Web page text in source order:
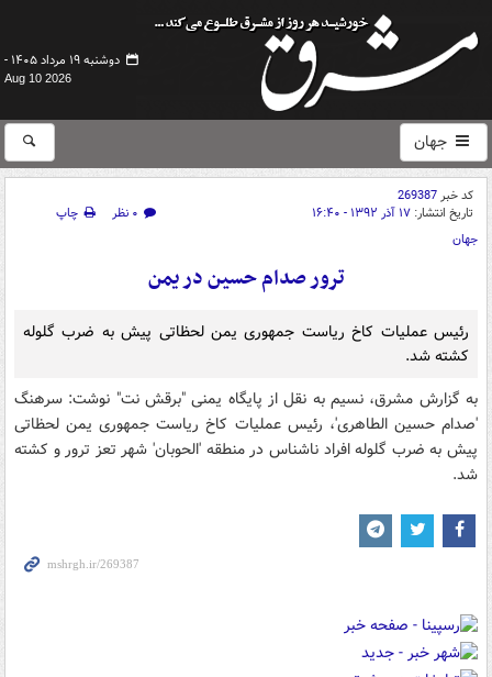
دوشنبه ۱۹ مرداد ۱۴۰۵ -
Aug 10 2026
جهان
کد خبر269387
تاریخ انتشار: ۱۷ آذر ۱۳۹۲ - ۱۶:۴۰ ۰ نظر
چاپ
جهان
ترور صدام حسین در یمن
رئیس عملیات کاخ ریاست جمهوری یمن لحظاتی پیش به ضرب گلوله
کشته شد.
به گزارش مشرق، نسیم به نقل از پایگاه یمنی "برقش نت" نوشت: سرهنگ
'صدام حسین الطاهری'، رئیس عملیات کاخ ریاست جمهوری یمن لحظاتی
پیش به ضرب گلوله افراد ناشناس در منطقه 'الحوبان' شهر تعز ترور و کشته
شد.